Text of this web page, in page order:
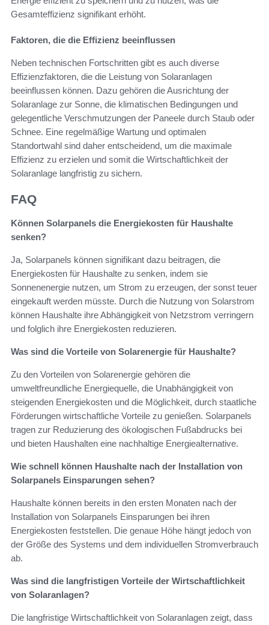
Gesamteffizienz signifikant erhöht.
Faktoren, die die Effizienz beeinflussen
Neben technischen Fortschritten gibt es auch diverse
Effizienzfaktoren, die die Leistung von Solaranlagen
beeinflussen können. Dazu gehören die Ausrichtung der
Solaranlage zur Sonne, die klimatischen Bedingungen und
gelegentliche Verschmutzungen der Paneele durch Staub oder
Schnee. Eine regelmäßige Wartung und optimalen
Standortwahl sind daher entscheidend, um die maximale
Effizienz zu erzielen und somit die Wirtschaftlichkeit der
Solaranlage langfristig zu sichern.
FAQ
Können Solarpanels die Energiekosten für Haushalte
senken?
Ja, Solarpanels können signifikant dazu beitragen, die
Energiekosten für Haushalte zu senken, indem sie
Sonnenenergie nutzen, um Strom zu erzeugen, der sonst teuer
eingekauft werden müsste. Durch die Nutzung von Solarstrom
können Haushalte ihre Abhängigkeit von Netzstrom verringern
und folglich ihre Energiekosten reduzieren.
Was sind die Vorteile von Solarenergie für Haushalte?
Zu den Vorteilen von Solarenergie gehören die
umweltfreundliche Energiequelle, die Unabhängigkeit von
steigenden Energiekosten und die Möglichkeit, durch staatliche
Förderungen wirtschaftliche Vorteile zu genießen. Solarpanels
tragen zur Reduzierung des ökologischen Fußabdrucks bei
und bieten Haushalten eine nachhaltige Energiealternative.
Wie schnell können Haushalte nach der Installation von
Solarpanels Einsparungen sehen?
Haushalte können bereits in den ersten Monaten nach der
Installation von Solarpanels Einsparungen bei ihren
Energiekosten feststellen. Die genaue Höhe hängt jedoch von
der Größe des Systems und dem individuellen Stromverbrauch
ab.
Was sind die langfristigen Vorteile der Wirtschaftlichkeit
von Solaranlagen?
Die langfristige Wirtschaftlichkeit von Solaranlagen zeigt, dass